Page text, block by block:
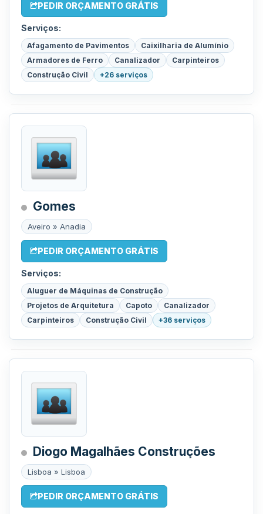
PEDIR ORÇAMENTO GRÁTIS
Serviços:
Afagamento de Pavimentos
Caixilharia de Alumínio
Armadores de Ferro
Canalizador
Carpinteiros
Construção Civil
+26 serviços
Gomes
Aveiro » Anadia
PEDIR ORÇAMENTO GRÁTIS
Serviços:
Aluguer de Máquinas de Construção
Projetos de Arquitetura
Capoto
Canalizador
Carpinteiros
Construção Civil +36 serviços
Diogo Magalhães Construções
Lisboa » Lisboa
PEDIR ORÇAMENTO GRÁTIS